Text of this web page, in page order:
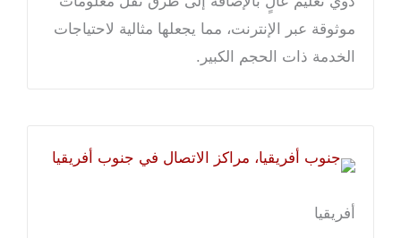
موثوقة عبر الإنترنت، مما يجعلها مثالية لاحتياجات
الخدمة ذات الحجم الكبير.
أفريقيا